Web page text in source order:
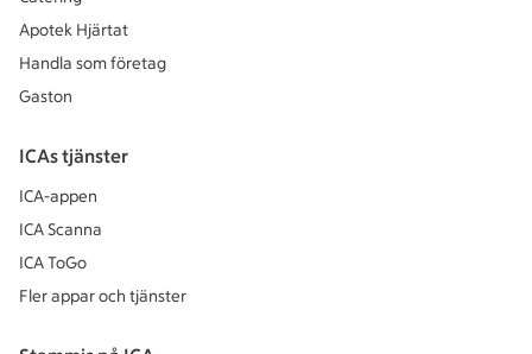
Apotek Hjärtat
Handla som företag
Gaston
ICAs tjänster
ICA-appen
ICA Scanna
ICA ToGo
Fler appar och tjänster